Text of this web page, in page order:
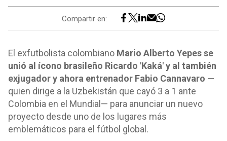
Compartir en:
El exfutbolista colombiano Mario Alberto Yepes se
unió al ícono brasileño Ricardo 'Kaká' y al también
exjugador y ahora entrenador Fabio Cannavaro —
quien dirige a la Uzbekistán que cayó 3 a 1 ante
Colombia en el Mundial— para anunciar un nuevo
proyecto desde uno de los lugares más
emblemáticos para el fútbol global.